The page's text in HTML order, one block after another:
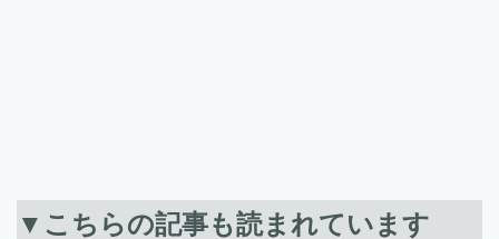
▼こちらの記事も読まれています